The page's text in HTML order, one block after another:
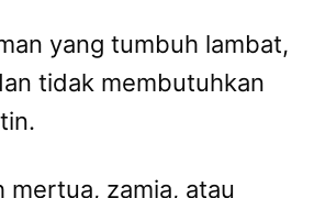
yang tumbuh lambat,
tidak membutuhkan
mertua, zamia, atau